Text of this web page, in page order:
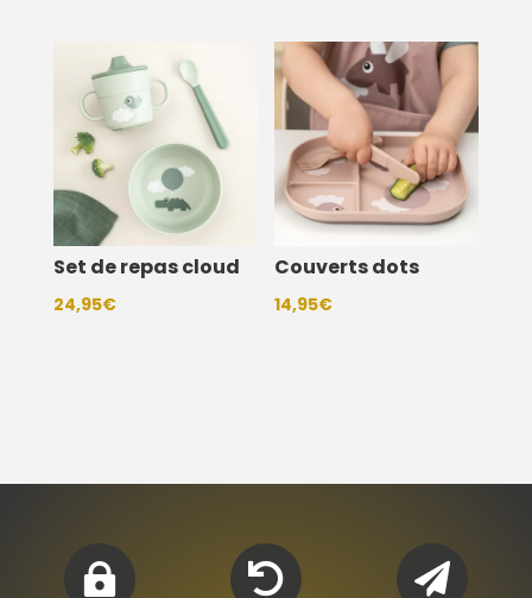
Set de repas cloud
24,95€
Couverts dots
14,95€
  